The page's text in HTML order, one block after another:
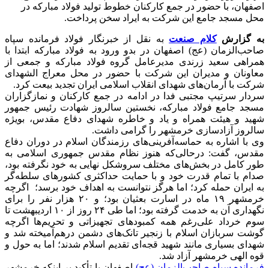
اصفهان، با حضور در جمع کارکنان خطوط تولید فولاد مبارکه در
محل مسجد جامع این شرکت به ایراد سخن پرداخت.
به گزارشکلام صنعت به نقل از خبرنگار فولاد فرمانده سپاه
صاحب‌الزمان (عج) اصفهان در بدو ورود به فولاد مبارکه ابتدا با
همراهی سعید زرندی مدیرعامل گروه فولاد مبارکه و جمعی از
معاونان و مدیران این شرکت با حضور در محل معراج الشهدای
شرکت با آرمان‌های شهدای انقلاب اسلامی ایران تجدید بیعت کرد.
سردار سرتیپ مجتبی فدا در ادامه در جمع کارکنان و نمازگزاران
مسجد جامع فولاد مبارکه، نخستین سالروز شهادت رئیس جمهور
شهید و هیئت همراه و یاد و خاطره شهدای دفاع مقدس، بویژه
سالروز آزادسازی خرمشهر را گرامی داشت.
وی با اشاره به حماسه‌آفرینی‌های رزمندگان اسلام در دوران دفاع
مقدس، گفت: درحالی‌که هنوز نظام مقدس جمهوری اسلامی به
طور کامل در بخش‌های مختلف سروشکل نهایی به خود نگرفته بود،
صدام با تمام قدرت خود و با حمایت حداکثری کشورهای سلطه‌گر
به ایران حمله کرد؛ اما هرگز نتوانست به اهداف خود برسد؛ اگرچه
خرمشهر ۱۹ ماه در اسارت بعثیان بود؛ و ۲۰ هزار نفر را برای
نگهداری آن به خدمت گرفته بود؛ اما طی ۲۴ روز از ۱۰ اردیبهشت تا
سوم خرداد علی‌رغم همه کمبودهای تجهیزاتی و تحریم‌ها اگرچه
گوشت سربازان اسلام با زنجیر تانک‌های دشمن درهم‌آمیخته شد و
شهدای بسیاری مانند شهید قجه‌ای تقدیم اسلام شدند؛ اما به حول و
قوه الهی خرمشهر آزاد شد.